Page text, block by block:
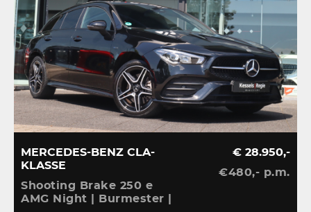
MERCEDES-BENZ CLA-
KLASSE
Shooting Brake 250 e
AMG Night | Burmester |
€ 28.950,-
€480,- p.m.